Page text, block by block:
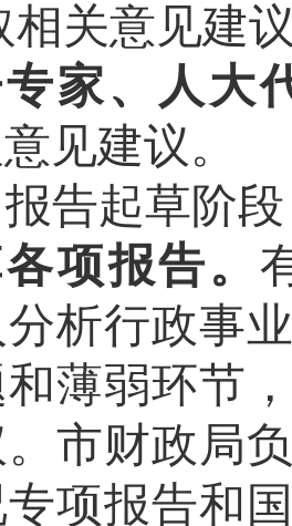
相关意见建
家、人大
见建议。
报告起草阶
项报告。
析行政事
薄弱环节
市财政局
项报告和